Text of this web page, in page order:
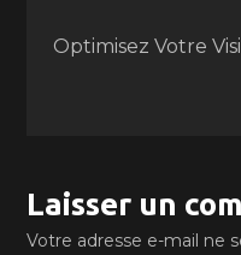
de
Optimisez Votre
Laisser un
Votre adresse e-mail ne